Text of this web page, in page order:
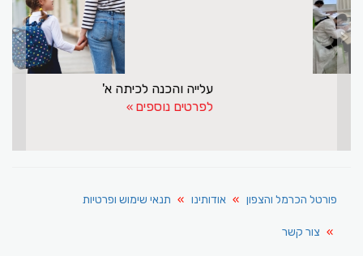
> <
פורטל הכרמל והצפון אודותינו תנאי שימוש ופרטיות
צור קשר